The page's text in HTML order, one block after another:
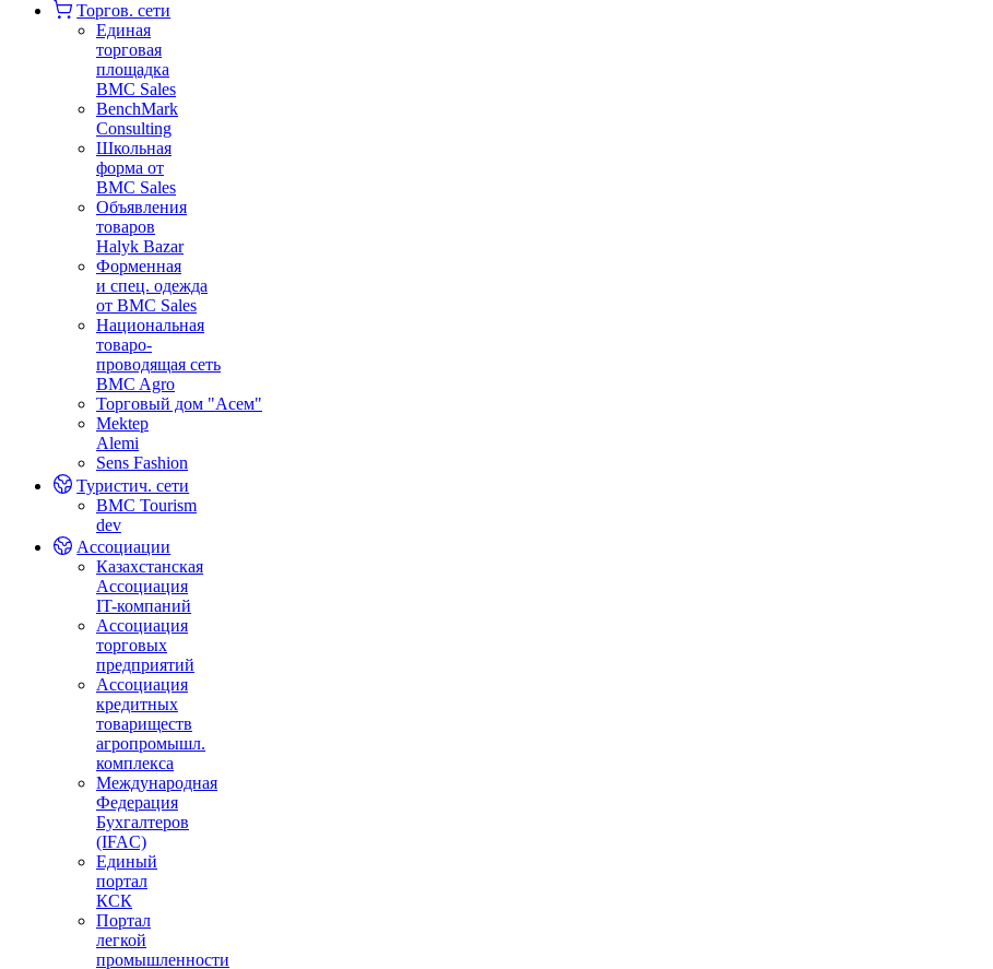
Торгов. сети
Единая
торговая
площадка
BMC Sales
BenchMark
Consulting
Школьная
форма от
BMC Sales
Объявления
товаров
Halyk Bazar
Форменная
и спец. одежда
от BMC Sales
Национальная
товаро-
проводящая сеть
BMC Agro
Торговый дом "Асем"
Mektep
Alemi
Sens Fashion
Туристич. сети
BMC Tourism
dev
Ассоциации
Казахстанская
Ассоциация
IT-компаний
Ассоциация
торговых
предприятий
Ассоциация
кредитных
товариществ
агропромышл.
комплекса
Международная
Федерация
Бухгалтеров
(IFAC)
Единый
портал
КСК
Портал
легкой
промышленности